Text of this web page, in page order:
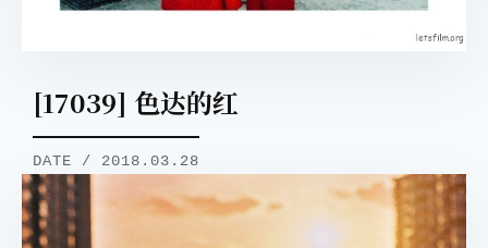
[17039] 色达的红
DATE / 2018.03.28